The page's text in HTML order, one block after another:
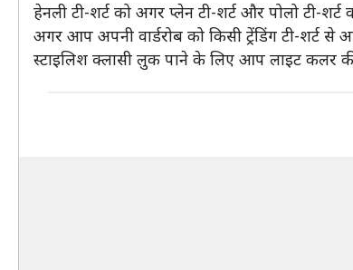
हेनली टी-शर्ट को अगर प्लेन टी-शर्ट और पोलो टी-
अगर आप अपनी वार्डरोब को किसी ट्रेंडिंग टी-शर्ट से
स्टाइलिश क्लासी लुक पाने के लिए आप लाइट कलर